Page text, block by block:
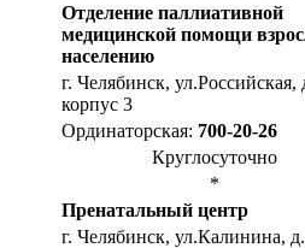
Отделение паллиативной
медицинской помощи
населению
г. Челябинск, ул.Российская,
корпус 3
Ординаторская: 700-20-26
Круглосуточно
*
Пренатальный центр
г. Челябинск, ул.Калинина,